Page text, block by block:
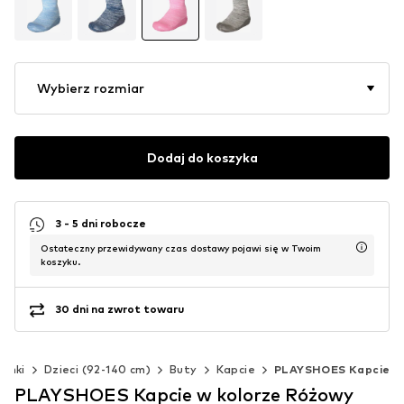
Wybierz rozmiar
Dodaj do koszyka
3 - 5 dni robocze
Ostateczny przewidywany czas dostawy pojawi się w Twoim
koszyku.
30 dni na zwrot towaru
Dzieci (92-140 cm) Buty Kapcie PLAYSHOES Kapcie
PLAYSHOES Kapcie w kolorze Różowy